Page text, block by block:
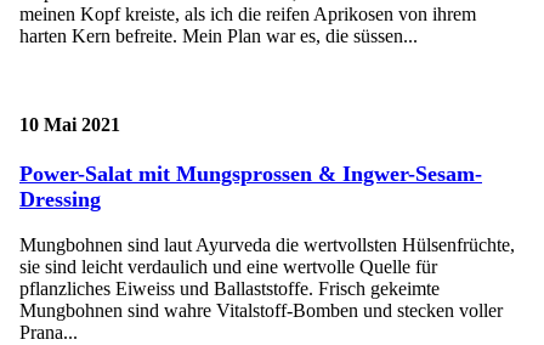
meinen Kopf kreiste, als ich die reifen Aprikosen von ihrem
harten Kern befreite. Mein Plan war es, die süssen...
10 Mai 2021
Power-Salat mit Mungsprossen & Ingwer-Sesam-
Dressing
Mungbohnen sind laut Ayurveda die wertvollsten Hülsenfrüchte,
sie sind leicht verdaulich und eine wertvolle Quelle für
pflanzliches Eiweiss und Ballaststoffe. Frisch gekeimte
Mungbohnen sind wahre Vitalstoff-Bomben und stecken voller
Prana...